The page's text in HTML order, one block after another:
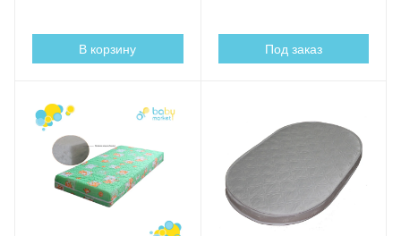
В корзину Под заказ